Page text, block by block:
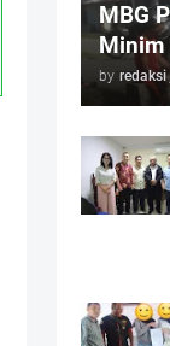
MBG
Minim
by redaksi